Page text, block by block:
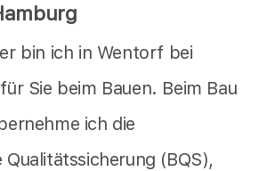
bin ich in Wentorf bei
Sie beim Bauen. Beim Bau
ich die
(BQS),